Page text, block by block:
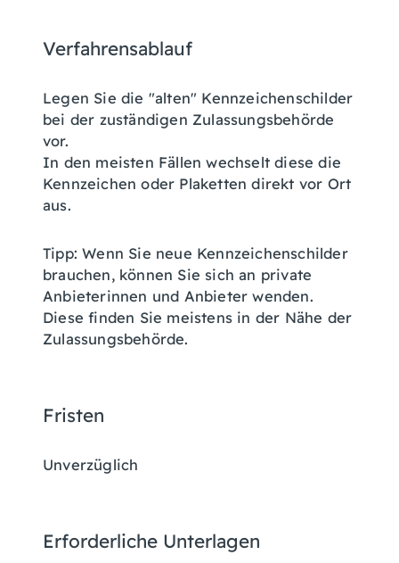
Verfahrensablauf
Legen Sie die "alten" Kennzeichenschilder
bei der zuständigen Zulassungsbehörde
vor.
In den meisten Fällen wechselt diese die
Kennzeichen oder Plaketten direkt vor Ort
aus.
Tipp: Wenn Sie neue Kennzeichenschilder
brauchen, können Sie sich an private
Anbieterinnen und Anbieter wenden.
Diese finden Sie meistens in der Nähe der
Zulassungsbehörde.
Fristen
Unverzüglich
Erforderliche Unterlagen